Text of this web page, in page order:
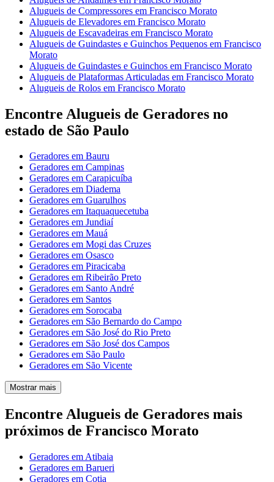
Alugueis de Compressores em Francisco Morato
Alugueis de Elevadores em Francisco Morato
Alugueis de Escavadeiras em Francisco Morato
Alugueis de Guindastes e Guinchos Pequenos em Francisco
Morato
Alugueis de Guindastes e Guinchos em Francisco Morato
Alugueis de Plataformas Articuladas em Francisco Morato
Alugueis de Rolos em Francisco Morato
Encontre Alugueis de Geradores no
estado de São Paulo
Geradores em Bauru
Geradores em Campinas
Geradores em Carapicuíba
Geradores em Diadema
Geradores em Guarulhos
Geradores em Itaquaquecetuba
Geradores em Jundiaí
Geradores em Mauá
Geradores em Mogi das Cruzes
Geradores em Osasco
Geradores em Piracicaba
Geradores em Ribeirão Preto
Geradores em Santo André
Geradores em Santos
Geradores em Sorocaba
Geradores em São Bernardo do Campo
Geradores em São José do Rio Preto
Geradores em São José dos Campos
Geradores em São Paulo
Geradores em São Vicente
Mostrar mais
Encontre Alugueis de Geradores mais
próximos de Francisco Morato
Geradores em Atibaia
Geradores em Barueri
Geradores em Cotia